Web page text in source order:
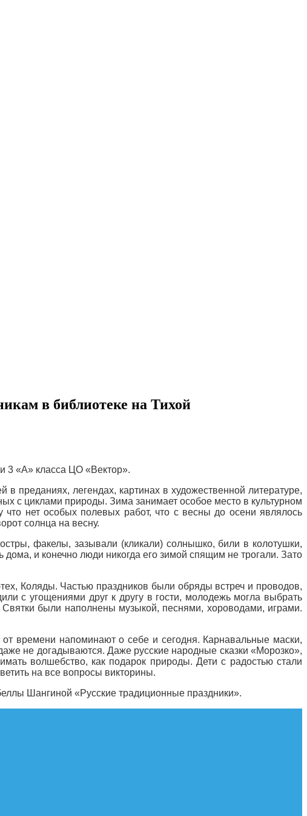
в библиотеке на Тихой
3 «А» класса ЦО «Вектор».
преданиях, легендах, картинах в художественной литературе,
с циклами природы. Зима занимает особое место в культурном
нет особых полевых работ, что с весны до осени являлось
солнца на весну.
факелы, зазывали (кликали) солнышко, били в колотушки,
и конечно люди никогда его зимой спящим не трогали. Зато
Коляды. Частью праздников были обряды встреч и проводов,
с угощениями друг к другу в гости, молодежь могла выбрать
были наполнены музыкой, песнями, хороводами, играми.
времени напоминают о себе и сегодня. Карнавальные маски,
не догадываются. Даже русские народные сказки «Морозко»,
волшебство, как подарок природы. Дети с радостью стали
на все вопросы викторины.
Шангиной «Русские традиционные праздники».